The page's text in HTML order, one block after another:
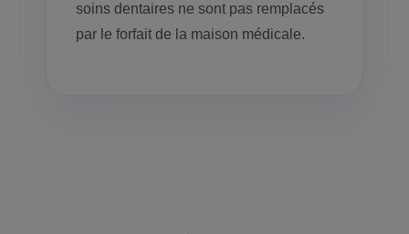
soins dentaires ne sont pas remplacés
par le forfait de la maison médicale.